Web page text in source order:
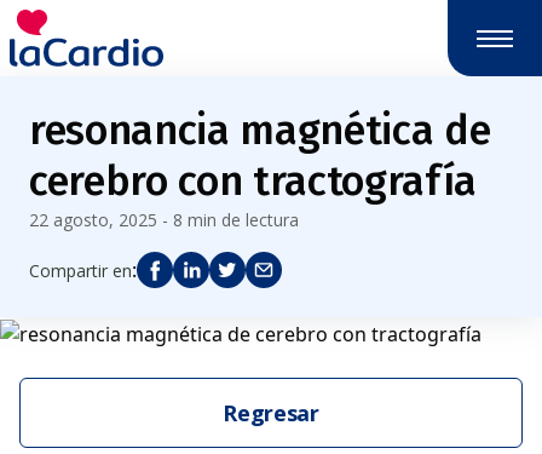
resonancia magnética de
cerebro con tractografía
22 agosto, 2025 - 8 min de lectura
Compartir en:
Regresar